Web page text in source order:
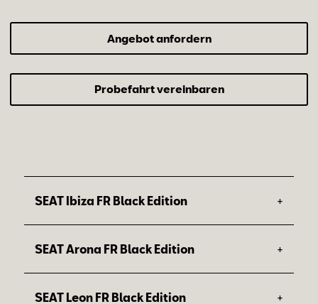
Angebot anfordern
Probefahrt vereinbaren
SEAT Ibiza FR Black Edition +
Preisvorteil: 1.500 €1
Dein Upgrade zur Serienausstattung des
Ibiza FR:
SEAT Arona FR Black Edition +
Preisvorteil: 1.900 €1
SEAT Leon FR Black Edition +